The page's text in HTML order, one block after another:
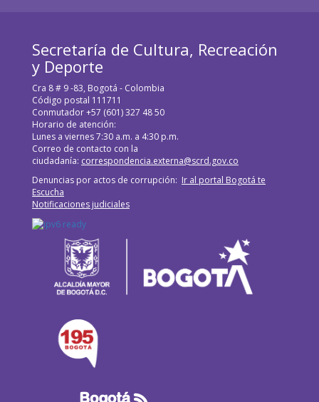
Secretaría de Cultura, Recreación
y Deporte
Cra 8 # 9 -83, Bogotá - Colombia
Código postal 111711
Conmutador +57 (601) 327 48 50
Horario de atención:
Lunes a viernes 7:30 a.m. a 4:30 p.m.
Correo de contacto con la
ciudadanía: correspondencia.externa@scrd.gov.co
Denuncias por actos de corrupción: Ir al portal Bogotá te
Escucha
Notificaciones judiciales